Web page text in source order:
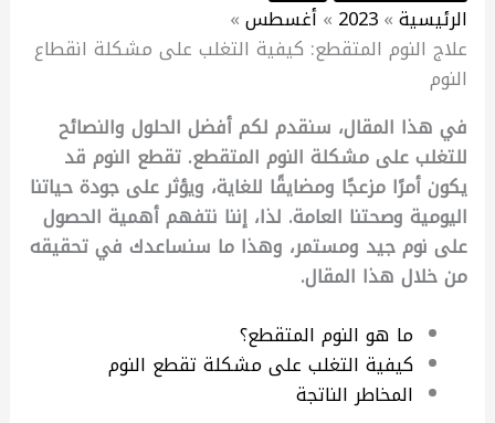
الرئيسية
2023
أغسطس
علاج النوم المتقطع: كيفية التغلب على مشكلة انقطاع
النوم
في هذا المقال، سنقدم لكم أفضل الحلول والنصائح
للتغلب على مشكلة النوم المتقطع. تقطع النوم قد
يكون أمرًا مزعجًا ومضايقًا للغاية، ويؤثر على جودة حياتنا
اليومية وصحتنا العامة. لذا، إننا نتفهم أهمية الحصول
على نوم جيد ومستمر، وهذا ما سنساعدك في تحقيقه
من خلال هذا المقال.
ما هو النوم المتقطع؟
كيفية التغلب على مشكلة تقطع النوم
المخاطر الناتجة